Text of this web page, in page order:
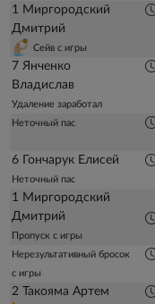
1 Миргородский
Дмитрий
Сейв с игры
7 Янченко
Владислав
Удаление заработал
Неточный пас
6 Гончарук Елисей
Неточный пас
1 Миргородский
Дмитрий
Пропуск с игры
Нерезультативный бросок
с игры
2 Такояма Артем